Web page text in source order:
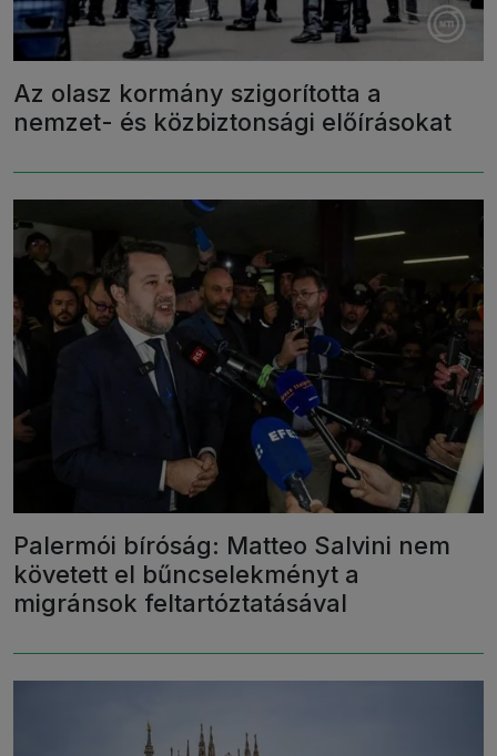
Az olasz kormány szigorította a
nemzet- és közbiztonsági előírásokat
Palermói bíróság: Matteo Salvini nem
követett el bűncselekményt a
migránsok feltartóztatásával